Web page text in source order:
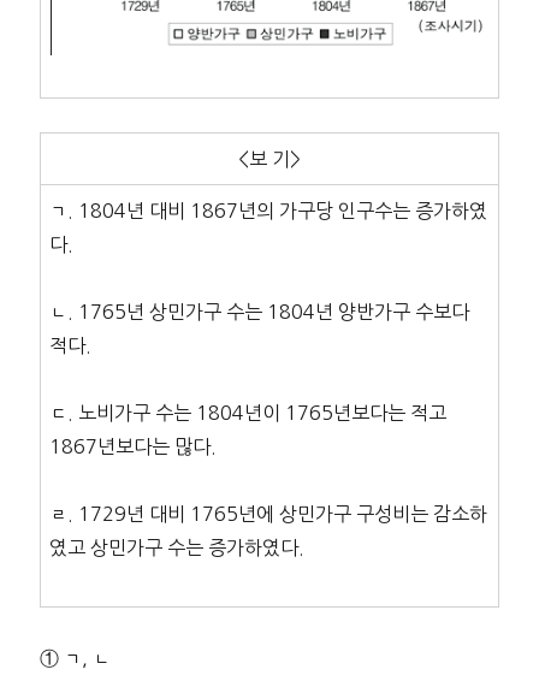
<보 기>
ㄱ. 1804년 대비 1867년의 가구당 인구수는 증가하였
다.
ㄴ. 1765년 상민가구 수는 1804년 양반가구 수보다
적다.
ㄷ. 노비가구 수는 1804년이 1765년보다는 적고
1867년보다는 많다.
ㄹ. 1729년 대비 1765년에 상민가구 구성비는 감소하
였고 상민가구 수는 증가하였다.
① ㄱ, ㄴ